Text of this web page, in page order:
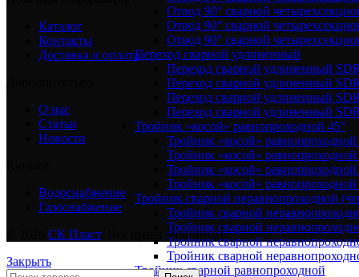
Отвод 90° сварной
Отвод 90° сварной
Отвод 90° сварной
Переход сварной удлиненный
Переход сварной удлиненный
Переход сварной удлиненный
Переход сварной удлиненный
Переход сварной удлиненный
Тройник «косой» равнопроходной 45°
Тройник «косой» равнопроходной
Тройник «косой»
Тройник «косой» равнопроходной
Тройник «косой» равнопроходной
Тройник сварной неравнопроходной
Тройник сварной
Тройник сварной
Тройник сварной
Тройник сварной
Тройник сварной равнопроходной
Каталог
Контакты
Доставка и оплата
О нас
Статьи
Новости
Водоснабжение
Газоснабжение
СК Пласт. Все права защищены
Закрыть